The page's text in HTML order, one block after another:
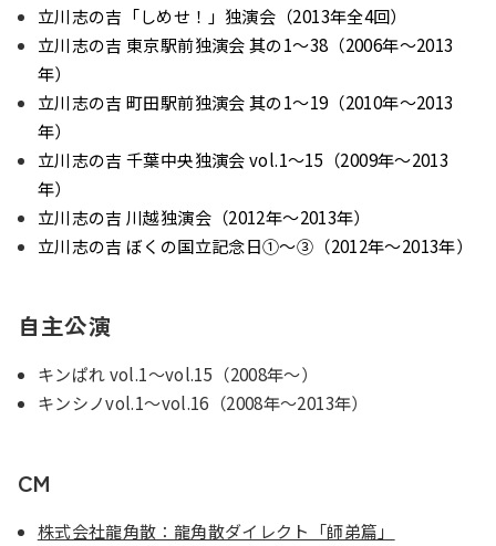
立川志の吉「しめせ！」独演会（2013年全4回）
立川志の吉 東京駅前独演会 其の1〜38（2006年〜2013
年）
立川志の吉 町田駅前独演会 其の1〜19（2010年〜2013
年）
立川志の吉 千葉中央独演会 vol.1〜15（2009年〜2013
年）
立川志の吉 川越独演会（2012年〜2013年）
立川志の吉 ぼくの国立記念日①〜③（2012年〜2013年）
自主公演
キンぱれ vol.1〜vol.15（2008年～）
キンシノvol.1〜vol.16（2008年～2013年）
CM
株式会社龍角散：龍角散ダイレクト「師弟篇」